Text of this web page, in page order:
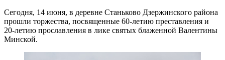
Сегодня, 14 июня, в деревне Станьково Дзержинского района
прошли торжества, посвященные 60-летию преставления и
20-летию прославления в лике святых блаженной Валентины
Минской.